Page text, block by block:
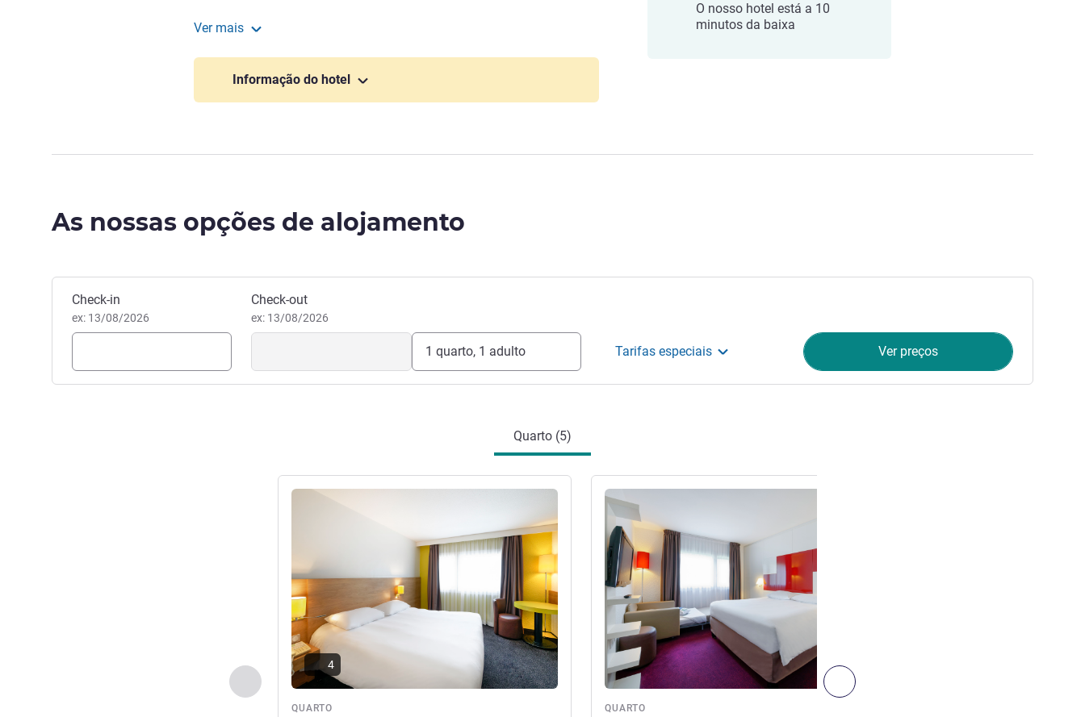
lo a planear a sua estadia com passeios por vinhas, visitas a adegas,
Temos o prazer de o receber no nosso estabelecimento e no nosso
restaurante Le MilléZim, para as suas estadias pessoais e
Ver mais
Informação do hotel
O nosso hotel está a 10
minutos da baixa
As nossas opções de alojamento
Reservar este hotel
Check-in
ex: 13/08/2026
Check-out
ex: 13/08/2026
1 quarto, 1 adulto Tarifas especiais Ver preços
Quarto (5)
Anterior - Quarto Seguinte - Quarto
QUARTO
Ver detalhes
4
QUARTO
Ver detalhes